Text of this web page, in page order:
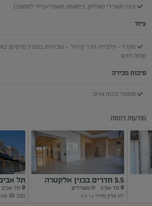
ציוד משרדי (שולחן, כיסאות, חשמל+ציוד למחשב)
ציוד
מקרר - חלבייה חדר קירור - שכירות בנפרד מדפים,
קופה חדש
סיבות מכירה
מחסור בכוח אדם
מודעות דומות
5.5 חדרים בבנין אלקטרה
סיטי!
תל אביב
משרדים
לא צויין מחיר 1.4 ק"מ
תל אביב
תל אביב
200 ₪
583 מ'